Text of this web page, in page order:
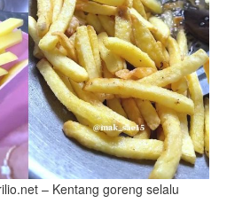
– Kentang goreng selalu